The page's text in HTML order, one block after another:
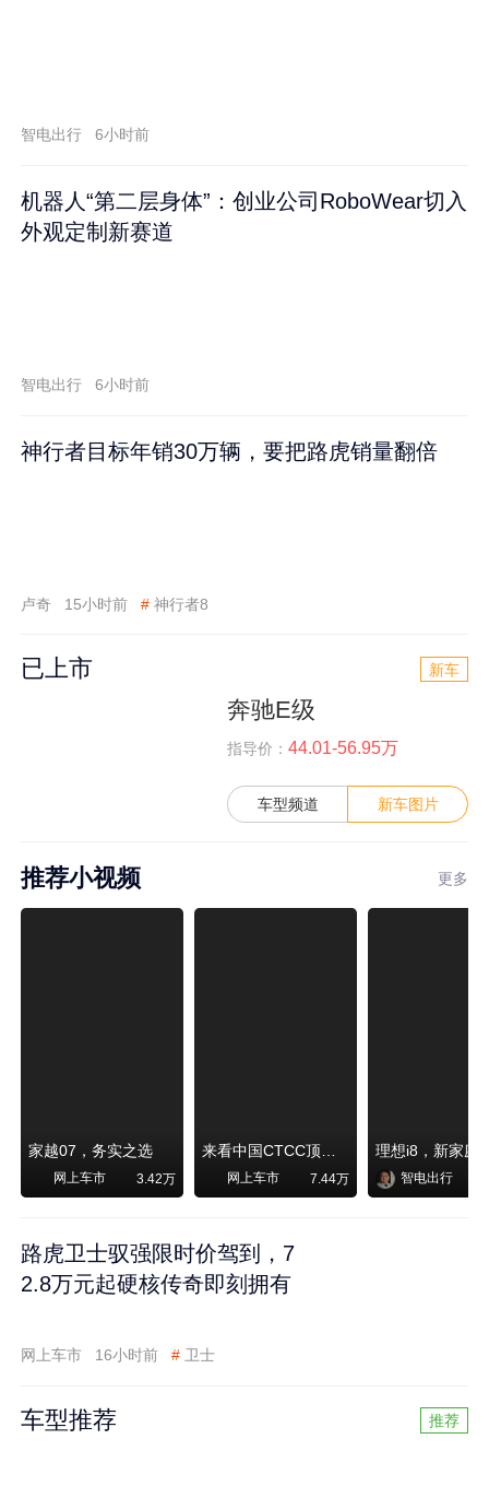
智电出行 6小时前
机器人“第二层身体”：创业公司RoboWear切入
外观定制新赛道
智电出行 6小时前
神行者目标年销30万辆，要把路虎销量翻倍
卢奇 15小时前 # 神行者8
已上市 新车
奔驰E级
指导价： 44.01-56.95万
车型频道 新车图片
推荐小视频 更多
家越07，务实之选
网上车市 3.42万
来看中国CTCC顶级赛事艾瑞泽8 pro赛车如何脱颖而出
网上车市 7.44万 智电出行
路虎卫士驭强限时价驾到，7
2.8万元起硬核传奇即刻拥有
网上车市 16小时前 # 卫士
车型推荐 推荐